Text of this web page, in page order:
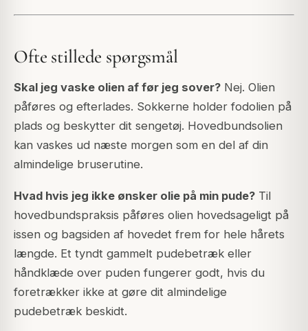
Ofte stillede spørgsmål
Skal jeg vaske olien af før jeg sover? Nej. Olien
påføres og efterlades. Sokkerne holder fodolien på
plads og beskytter dit sengetøj. Hovedbundsolien
kan vaskes ud næste morgen som en del af din
almindelige bruserutine.
Hvad hvis jeg ikke ønsker olie på min pude? Til
hovedbundspraksis påføres olien hovedsageligt på
issen og bagsiden af hovedet frem for hele hårets
længde. Et tyndt gammelt pudebetræk eller
håndklæde over puden fungerer godt, hvis du
foretrækker ikke at gøre dit almindelige
pudebetræk beskidt.